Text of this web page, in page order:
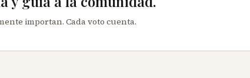
importan. Cada voto cuenta.